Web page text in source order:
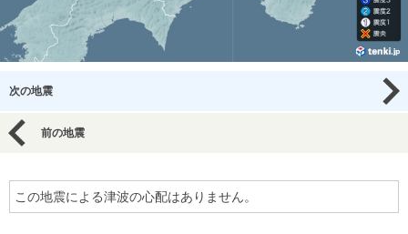
次の地震
前の地震
この地震による津波の心配はありません。